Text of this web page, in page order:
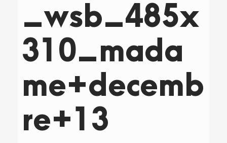
_wsb_485x
310_mada
me+decemb
re+13